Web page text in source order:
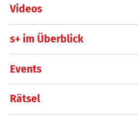
Videos
s+ im Überblick
Events
Rätsel